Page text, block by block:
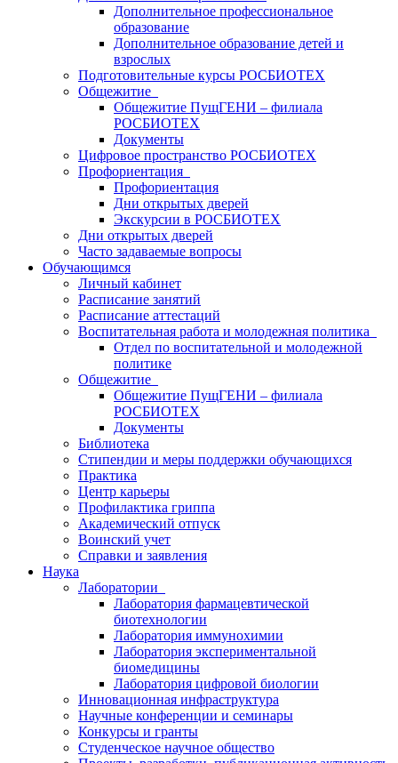
Дополнительное профессиональное
образование
Дополнительное образование детей и
взрослых
Подготовительные курсы РОСБИОТЕХ
Общежитие
Общежитие ПущГЕНИ – филиала
РОСБИОТЕХ
Документы
Цифровое пространство РОСБИОТЕХ
Профориентация
Профориентация
Дни открытых дверей
Экскурсии в РОСБИОТЕХ
Дни открытых дверей
Часто задаваемые вопросы
Обучающимся
Личный кабинет
Расписание занятий
Расписание аттестаций
Воспитательная работа и молодежная политика
Отдел по воспитательной и молодежной
политике
Общежитие
Общежитие ПущГЕНИ – филиала
РОСБИОТЕХ
Документы
Библиотека
Стипендии и меры поддержки обучающихся
Практика
Центр карьеры
Профилактика гриппа
Академический отпуск
Воинский учет
Справки и заявления
Наука
Лаборатории
Лаборатория фармацевтической
биотехнологии
Лаборатория иммунохимии
Лаборатория экспериментальной
биомедицины
Лаборатория цифровой биологии
Инновационная инфраструктура
Научные конференции и семинары
Конкурсы и гранты
Студенческое научное общество